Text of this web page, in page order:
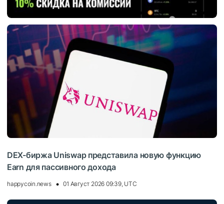
DEX-биржа Uniswap представила новую функцию
Earn для пассивного дохода
happycoin.news 01 Август 2026 09:39, UTC